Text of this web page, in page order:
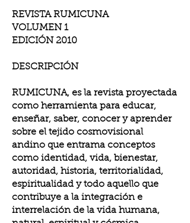
REVISTA RUMICUNA
VOLUMEN 1
EDICIÓN 2010
DESCRIPCIÓN
RUMICUNA, es la revista proyectada
como herramienta para educar,
enseñar, saber, conocer y aprender
sobre el tejido cosmovisional
andino que entrama conceptos
como identidad, vida, bienestar,
autoridad, historia, territorialidad,
espiritualidad y todo aquello que
contribuye a la integración e
interrelación de la vida humana,